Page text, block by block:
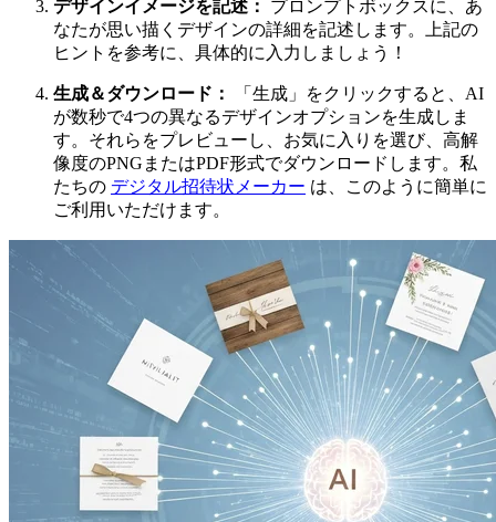
デザインイメージを記述：
プロンプトボックスに、あ
なたが思い描くデザインの詳細を記述します。上記の
ヒントを参考に、具体的に入力しましょう！
生成＆ダウンロード：
「生成」をクリックすると、AI
が数秒で4つの異なるデザインオプションを生成しま
す。それらをプレビューし、お気に入りを選び、高解
像度のPNGまたはPDF形式でダウンロードします。私
たちの デジタル招待状メーカー は、このように簡単に
ご利用いただけます。